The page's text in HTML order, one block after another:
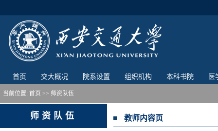
首页 交大概况 院系设置 组织机构 本科书院 医
当前位置: 首页 >> 师资队伍
师资队伍 教师内容页